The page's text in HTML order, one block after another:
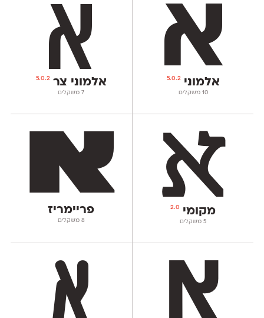
אלמוני5.0.2
‫10 משקלים
אלמוני צר5.0.2
‫7 משקלים
מקומי 2.0
‫5 משקלים
פריימריז
‫8 משקלים